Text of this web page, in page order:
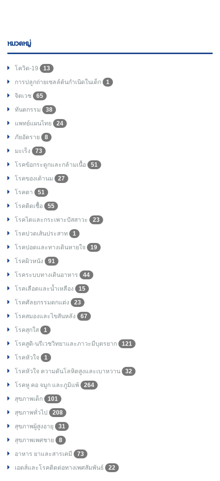
หมวดหมู่
โควิด-19
13
การปลูกถ่ายเซลล์ต้นกำเนิดในเด็ก
1
จิตเวช
65
ทันตกรรม
38
แพทย์แผนไทย
24
ภัยอัตราย
8
มะเร็ง
73
โรคข้อกระดูกและกล้ามเนื้อ
51
โรคของเต้านม
27
โรคตา
51
โรคติดเชื้อ
55
โรคไตและกระเพาะปัสสาวะ
23
โรคปวดเส้นประสาท
1
โรคปอดและทางเดินหายใจ
19
โรคผิวหนัง
91
โรคระบบทางเดินอาหาร
44
โรคเลือดและน้ำเหลือง
15
โรคศัลยกรรมตกแต่ง
23
โรคสมองและไขสันหลัง
67
โรคสุกใส
1
โรคสูติ-นรีเวชวิทยาและภาวะมีบุตรยาก
121
โรคหัวใจ
1
โรคหัวใจ ความดันโลหิตสูงและเบาหวาน
32
โรคหู คอ จมูก และภูมิแพ้
264
สุขภาพเด็ก
101
สุขภาพทั่วไป
208
สุขภาพผู้สูงอายุ
31
สุขภาพเพศชาย
8
อาหาร ยาและสารเคมี
73
เอดส์และโรคติดต่อทางเพศสัมพันธ์
22